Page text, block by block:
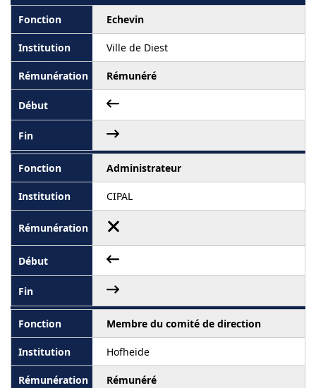
Echevin
Ville de Diest
Rémunéré
Administrateur
CIPAL
Membre du comité de direction
Hofheide
Rémunéré